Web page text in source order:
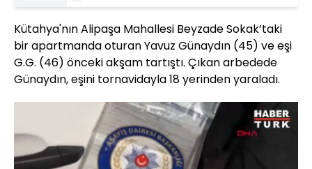
Kütahya'nın Alipaşa Mahallesi Beyzade Sokak’taki
bir apartmanda oturan Yavuz Günaydın (45) ve eşi
G.G. (46) önceki akşam tartıştı. Çıkan arbedede
Günaydın, eşini tornavidayla 18 yerinden yaraladı.